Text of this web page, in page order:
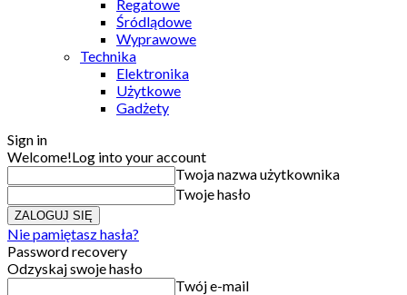
Regatowe
Śródlądowe
Wyprawowe
Technika
Elektronika
Użytkowe
Gadżety
Sign in
Welcome!Log into your account
Twoja nazwa użytkownika
Twoje hasło
Nie pamiętasz hasła?
Password recovery
Odzyskaj swoje hasło
Twój e-mail